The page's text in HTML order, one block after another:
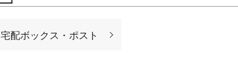
宅配ボックス・ポスト